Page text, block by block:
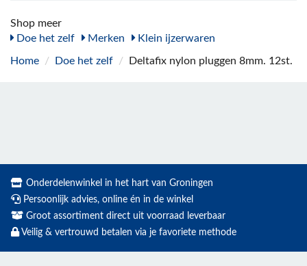
Shop meer
Doe het zelf
Merken Klein ijzerwaren
Home / Doe het zelf / Deltafix nylon pluggen 8mm. 12st.
Onderdelenwinkel in het hart van Groningen
Persoonlijk advies, online én in de winkel
Groot assortiment direct uit voorraad leverbaar
Veilig & vertrouwd betalen via je favoriete methode